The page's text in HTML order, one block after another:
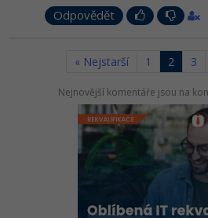
Odpovědět
« Nejstarší 1 2 3
Nejnovější komentáře jsou na